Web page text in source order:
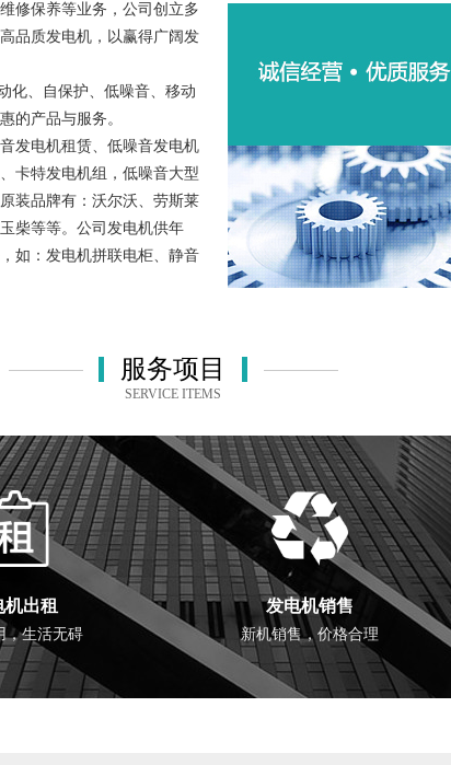
修保养等业务，公司创立多
品质发电机，以赢得广阔发
化、自保护、低噪音、移动
的产品与服务。
发电机租赁、低噪音发电机
卡特发电机组，低噪音大型
装品牌有：沃尔沃、劳斯莱
柴等等。公司发电机供年
如：发电机拼联电柜、静音
服务项目
SERVICE ITEMS
机出租
，生活无碍
发电机销售
新机销售，价格合理